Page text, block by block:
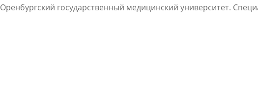
Оренбургский государственный медицинский университет.